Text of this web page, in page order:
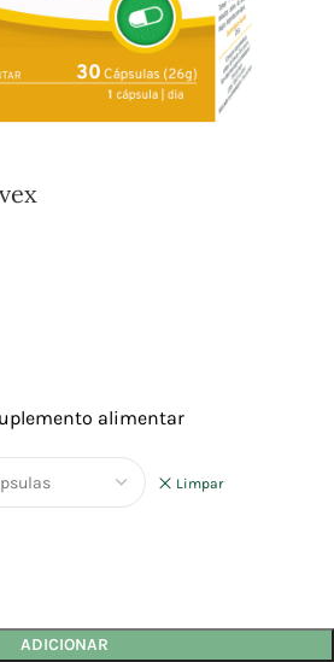
alimentar
Limpar
ADICIONAR